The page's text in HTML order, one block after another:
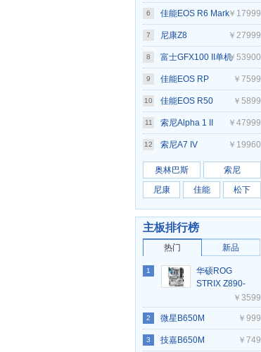
佳能EOS R6 Mark
II
6 ￥17999
尼康Z8
7 ￥27999
富士GFX100 II单机
身
8 ￥53900
佳能EOS RP
9 ￥7599
佳能EOS R50
10 ￥5899
索尼Alpha 1 II
11 ￥47999
索尼A7 IV
12 ￥19960
奥林巴斯
索尼
尼康
佳能 松下
主板排行榜
热门 新品
华硕ROG
STRIX Z890-
A GAMING
WIFI S吹雪
1
￥3599
微星B650M
GAMING PLUS
2 ￥999
技嘉B650M
3 ￥749